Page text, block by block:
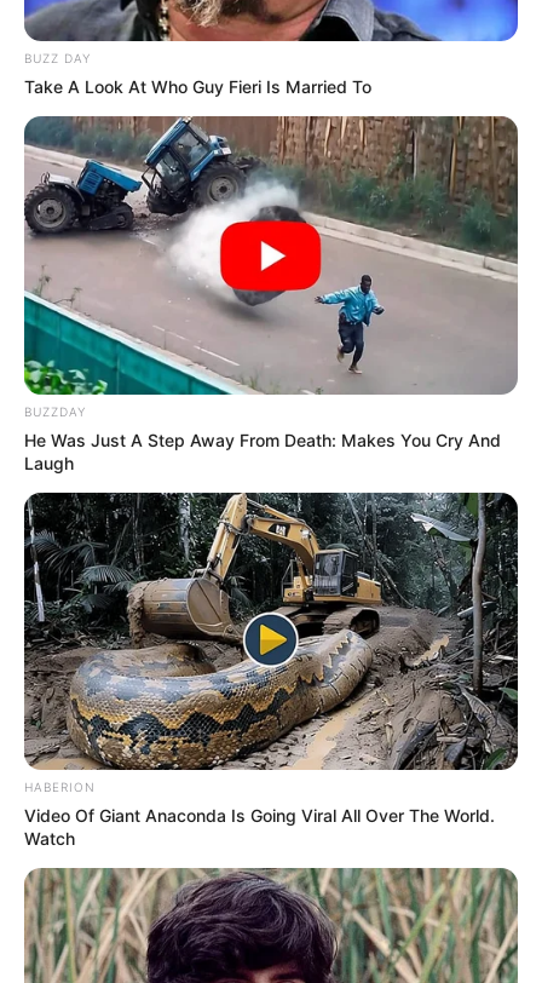
BUZZ DAY
Take A Look At Who Guy Fieri Is Married To
BUZZDAY
He Was Just A Step Away From Death: Makes You Cry And
Laugh
HABERION
Video Of Giant Anaconda Is Going Viral All Over The World.
Watch